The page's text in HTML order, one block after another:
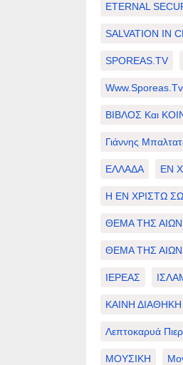
ETERNAL
SALVATION IN
SPOREAS.TV
Www.sporeas.tv
ΒΙΒΛΟΣ Και
Γιάννης
ΕΛΛΑΔΑ ΕΝ
Η ΕΝ ΧΡΙΣΤΩ
ΘΕΜΑ ΤΗΣ
ΘΕΜΑ ΤΗΣ
ΙΕΡΕΑΣ
ΚΑΙΝΗ ΔΙΑΘΗΚΗ
Λεπτοκαρυά
ΜΟΥΣΙΚΗ